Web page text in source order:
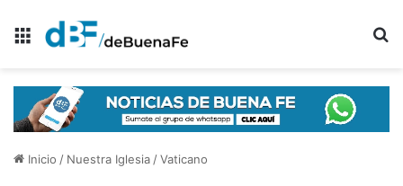
Menú
Inicio / Nuestra Iglesia/Vaticano